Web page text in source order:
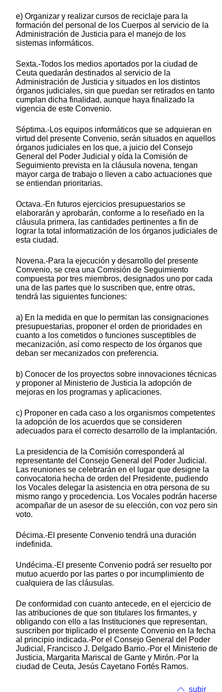
e) Organizar y realizar cursos de reciclaje para la
formación del personal de los Cuerpos al servicio de la
Administración de Justicia para el manejo de los
sistemas informáticos.
Sexta.-Todos los medios aportados por la ciudad de
Ceuta quedarán destinados al servicio de la
Administración de Justicia y situados en los distintos
órganos judiciales, sin que puedan ser retirados en tanto
cumplan dicha finalidad, aunque haya finalizado la
vigencia de este Convenio.
Séptima.-Los equipos informáticos que se adquieran en
virtud del presente Convenio, serán situados en aquellos
órganos judiciales en los que, a juicio del Consejo
General del Poder Judicial y oída la Comisión de
Seguimiento prevista en la cláusula novena, tengan
mayor carga de trabajo o lleven a cabo actuaciones que
se entiendan prioritarias.
Octava.-En futuros ejercicios presupuestarios se
elaborarán y aprobarán, conforme a lo reseñado en la
cláusula primera, las cantidades pertinentes a fin de
lograr la total informatización de los órganos judiciales de
esta ciudad.
Novena.-Para la ejecución y desarrollo del presente
Convenio, se crea una Comisión de Seguimiento
compuesta por tres miembros, designados uno por cada
una de las partes que lo suscriben que, entre otras,
tendrá las siguientes funciones:
a) En la medida en que lo permitan las consignaciones
presupuestarias, proponer el orden de prioridades en
cuanto a los cometidos o funciones susceptibles de
mecanización, así como respecto de los órganos que
deban ser mecanizados con preferencia.
b) Conocer de los proyectos sobre innovaciones técnicas
y proponer al Ministerio de Justicia la adopción de
mejoras en los programas y aplicaciones.
c) Proponer en cada caso a los organismos competentes
la adopción de los acuerdos que se consideren
adecuados para el correcto desarrollo de la implantación.
La presidencia de la Comisión corresponderá al
representante del Consejo General del Poder Judicial.
Las reuniones se celebrarán en el lugar que designe la
convocatoria hecha de orden del Presidente, pudiendo
los Vocales delegar la asistencia en otra persona de su
mismo rango y procedencia. Los Vocales podrán hacerse
acompañar de un asesor de su elección, con voz pero sin
voto.
Décima.-El presente Convenio tendrá una duración
indefinida.
Undécima.-El presente Convenio podrá ser resuelto por
mutuo acuerdo por las partes o por incumplimiento de
cualquiera de las cláusulas.
De conformidad con cuanto antecede, en el ejercicio de
las atribuciones de que son titulares los firmantes, y
obligando con ello a las Instituciones que representan,
suscriben por triplicado el presente Convenio en la fecha
al principio indicada.-Por el Consejo General del Poder
Judicial, Francisco J. Delgado Barrio.-Por el Ministerio de
Justicia, Margarita Mariscal de Gante y Mirón.-Por la
ciudad de Ceuta, Jesús Cayetano Fortés Ramos.
subir